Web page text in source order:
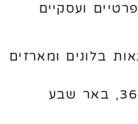
ועסקיים
בלונים ומארזים